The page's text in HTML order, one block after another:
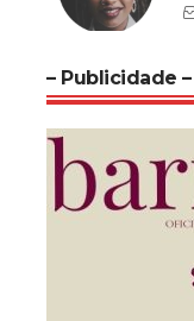
– Publicidade –